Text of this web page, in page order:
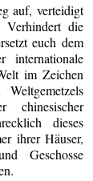
auf, verteidigt
Verhindert die
euch dem
internationale
im Zeichen
chinesischer
dieses
ihrer Häuser,
Geschosse